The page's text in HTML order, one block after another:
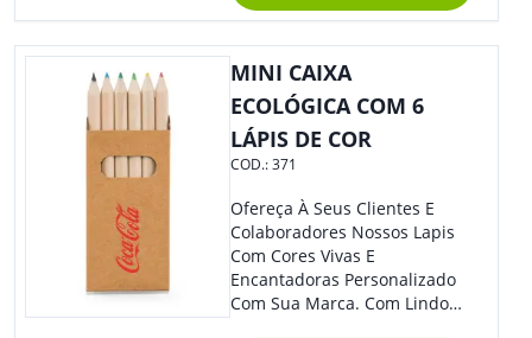
MINI CAIXA
ECOLÓGICA COM 6
LÁPIS DE COR
COD.:371
Ofereça À Seus Clientes E
Colaboradores Nossos Lapis
Com Cores Vivas E
Encantadoras Personalizado
Com Sua Marca. Com Lindo